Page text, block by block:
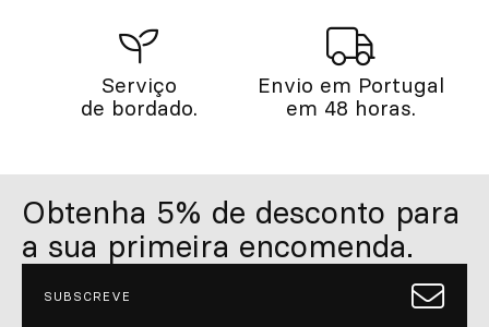
Serviço
de bordado.
Envio em Portugal
em 48 horas.
Obtenha 5% de desconto para
a sua primeira encomenda.
SUBSCREVE